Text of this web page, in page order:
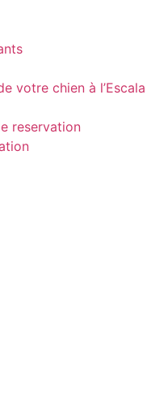
votre chien à l’Escala
reservation